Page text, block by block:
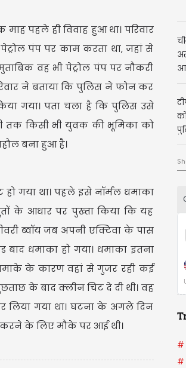
पहले ही विवाह हुआ था। परिवार
पंप पर काम करता था, जहां से
वह भी पेट्रोल पंप पर नौकरी
ने बताया कि पुलिस ने फोन कर
गया। पता चला है कि पुलिस उसे
तक किसी भी युवक की भूमिका को
बना हुआ है।
गया था। पहले इसे नॉर्मल धमाका
के आधार पर पुख्ता किया कि यह
ब्वॉय जब अपनी एक्टिवा के पास
धमाका हो गया। धमाका इतना
के कारण वहां से गुजर रही कई
के बाद क्लीन चिट दे दी थी। वह
लिया गया था। घटना के अगले दिन
करने के लिए मौके पर आई थी।
USD $
USD $1
Updated 08/08/
#
#